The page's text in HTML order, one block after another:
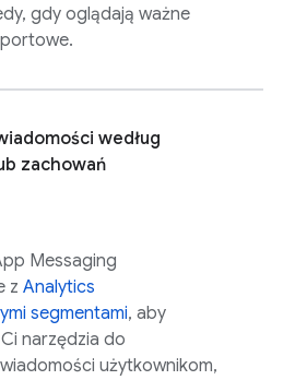
gdy oglądają ważne
według
zachowań
Messaging
z Analytics
segmentami, aby
narzędzia do
użytkownikom,